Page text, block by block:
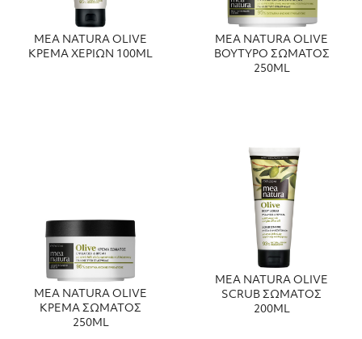
MEA NATURA OLIVE
ΚΡΕΜΑ ΧΕΡΙΩΝ 100ML
MEA NATURA OLIVE
ΒΟΥΤΥΡΟ ΣΩΜΑΤΟΣ
250ML
MEA NATURA OLIVE
ΚΡΕΜΑ ΣΩΜΑΤΟΣ
250ML
MEA NATURA OLIVE
SCRUB ΣΩΜΑΤΟΣ
200ML